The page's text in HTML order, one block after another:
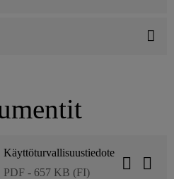
Käyttöturvallisuustiedote
PDF - 657 KB (FI)